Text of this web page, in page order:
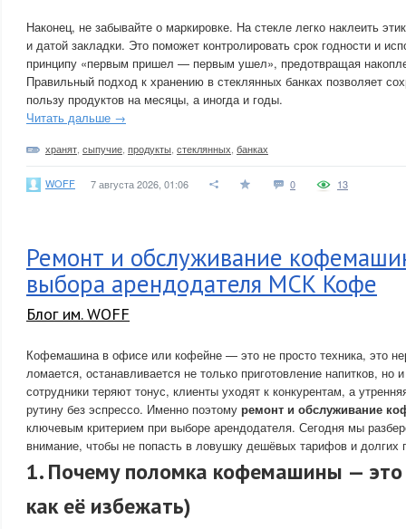
Наконец, не забывайте о маркировке. На стекле легко наклеить
и датой закладки. Это поможет контролировать срок годности и
принципу «первым пришел — первым ушел», предотвращая
Правильный подход к хранению в стеклянных банках позволяет
пользу продуктов на месяцы, а иногда и годы.
Читать дальше →
хранят сыпучие продукты стеклянных банках
WOFF 7 августа 2026, 01:06 0 13
Ремонт и обслуживание
выбора арендодателя МСК Кофе
Блог им. WOFF
Кофемашина в офисе или кофейне — это не просто техника, это
ломается, останавливается не только приготовление напитков, но
сотрудники теряют тонус, клиенты уходят к конкурентам, а
рутину без эспрессо. Именно поэтому ремонт и обслуживание
ключевым критерием при выборе арендодателя. Сегодня мы
внимание, чтобы не попасть в ловушку дешёвых тарифов и долгих
1. Почему поломка кофемашины —
как её избежать)